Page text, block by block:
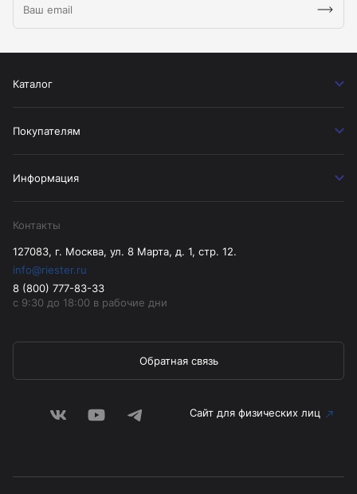
Каталог
Покупателям
Информация
Контакты
127083, г. Москва, ул. 8 Марта, д. 1, стр. 12.
info@riester.ru
8 (800) 777-83-33
с 9:30 до 18:00 в рабочие дни
Обратная связь
Сайт для физических лиц